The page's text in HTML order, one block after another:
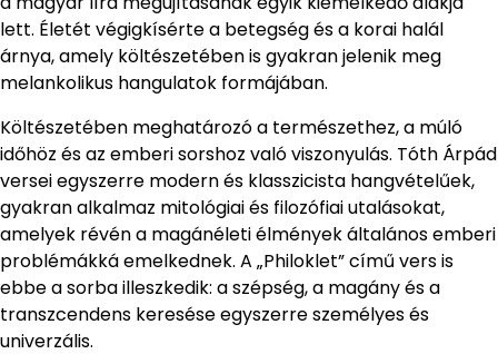
lett. Életét végigkísérte a betegség és a korai halál
árnya, amely költészetében is gyakran jelenik meg
melankolikus hangulatok formájában.
Költészetében meghatározó a természethez, a múló
időhöz és az emberi sorshoz való viszonyulás. Tóth Árpád
versei egyszerre modern és klasszicista hangvételűek,
gyakran alkalmaz mitológiai és filozófiai utalásokat,
amelyek révén a magánéleti élmények általános emberi
problémákká emelkednek. A „Philoklet” című vers is
ebbe a sorba illeszkedik: a szépség, a magány és a
transzcendens keresése egyszerre személyes és
univerzális.